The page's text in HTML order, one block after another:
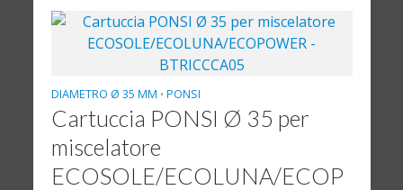
DIAMETRO Ø 35 MM • PONSI
Cartuccia PONSI Ø 35 per
miscelatore
ECOSOLE/ECOLUNA/ECOP